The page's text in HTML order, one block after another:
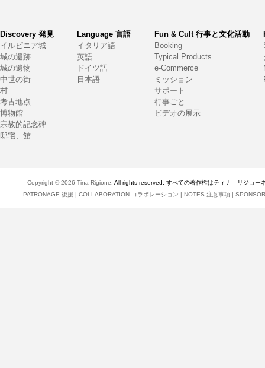
Discovery 発見
イルピニア城
城の遺跡
城の遺物
中世の街
村
考古地点
博物館
宗教的記念碑
邸宅、館
Language 言語
イタリア語
英語
ドイツ語
日本語
Fun & Cult 行事と文化活動
Booking
Typical Products
e-Commerce
ミッション
サポート
行事ごと
ビデオの展示
Copyright © 2026 Tina Rigione . All rights reserved. すべての著作権はティナ リジョー
PATRONAGE 後援 | COLLABORATION コラボレーション | NOTES 注意事項 |